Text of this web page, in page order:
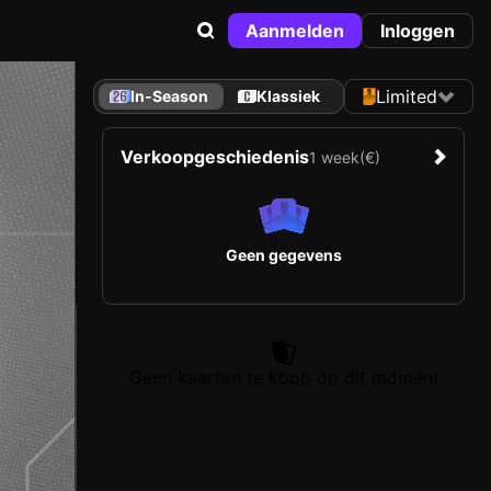
Aanmelden Inloggen
In-Season Klassiek Limited
Verkoopgeschiedenis1 week(€)
Geen gegevens